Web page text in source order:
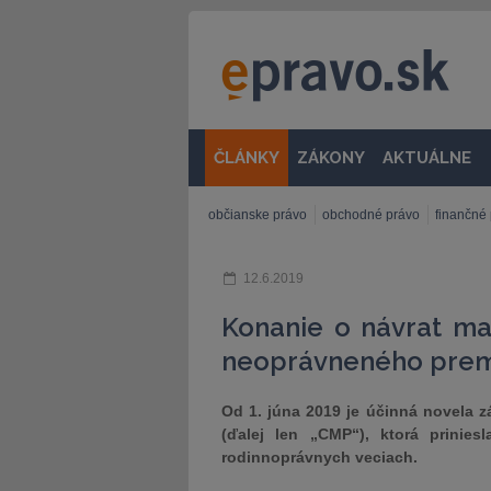
ČLÁNKY ZÁKONY AKTUÁLNE
občianske právo obchodné právo finančné
12.6.2019
Konanie o návrat
neoprávneného
Od 1. júna 2019 je účinná novela
(ďalej len „CMP“), ktorá
rodinnoprávnych veciach.